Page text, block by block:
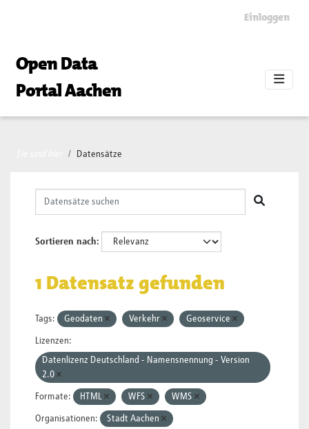
Einloggen
Open Data
Portal Aachen
Datensätze
Sortieren nach
1 Datensatz gefunden
Tags: Geodaten Verkehr Geoservice
Lizenzen:
Datenlizenz Deutschland - Namensnennung - Version
2.0
Formate: HTML WFS WMS
Organisationen: Stadt Aachen